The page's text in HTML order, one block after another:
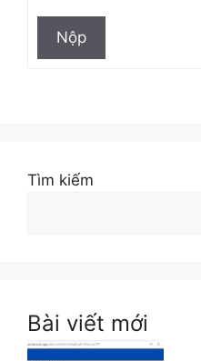
Nộp
Tìm kiếm
Bài viết mới